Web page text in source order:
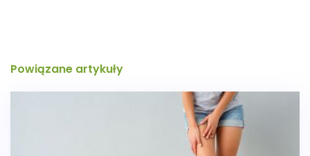
Powiązane artykuły